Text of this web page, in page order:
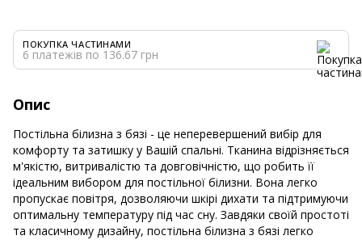
ПОКУПКА ЧАСТИНАМИ
6 платежів по 136.67 грн
Опис
Постільна білизна з бязі - це неперевершений вибір для
комфорту та затишку у Вашій спальні. Тканина відрізняється
м'якістю, витривалістю та довговічністю, що робить її
ідеальним вибором для постільної білизни. Вона легко
пропускає повітря, дозволяючи шкірі дихати та підтримуючи
оптимальну температуру під час сну. Завдяки своїй простоті
та класичному дизайну, постільна білизна з бязі легко